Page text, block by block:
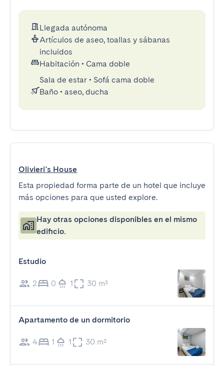
Llegada autónoma
Artículos de aseo, toallas y sábanas
incluidos
Habitación • Cama doble
Sala de estar • Sofá cama doble
Baño • aseo, ducha
Olivieri's House
Esta propiedad forma parte de un hotel que incluye
más opciones para que usted explore.
Hay otras opciones disponibles en el mismo
edificio.
Estudio
2 0 1 30 m²
Apartamento de un dormitorio
4 1 1 30 m²